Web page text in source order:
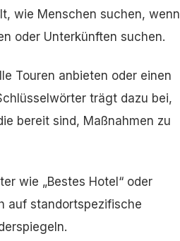
wie Menschen suchen, wenn
oder Unterkünften suchen.
Touren anbieten oder einen
trägt dazu bei,
bereit sind, Maßnahmen zu
wie „Bestes Hotel“ oder
auf standortspezifische